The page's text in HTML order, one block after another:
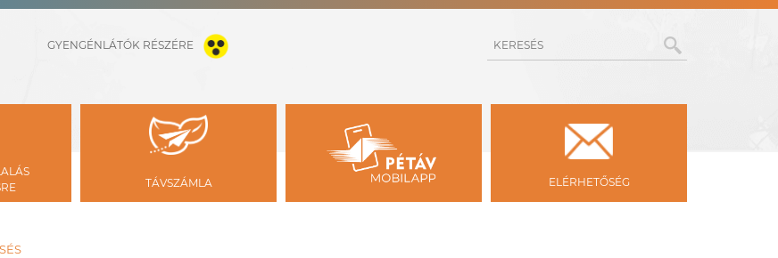
GYENGÉNLÁTÓK RÉSZÉRE KERESÉS
TÁVSZÁMLA ELÉRHETŐSÉG